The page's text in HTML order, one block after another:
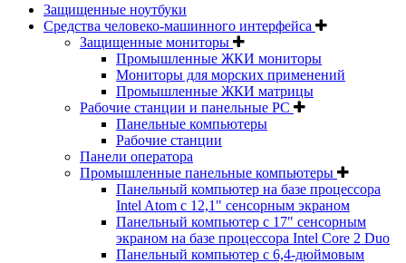
Защищенные ноутбуки
Средства человеко-машинного интерфейса
Защищенные мониторы
Промышленные ЖКИ мониторы
Мониторы для морских применений
Промышленные ЖКИ матрицы
Рабочие станции и панельные РС
Панельные компьютеры
Рабочие станции
Панели оператора
Промышленные панельные компьютеры
Панельный компьютер на базе процессора
Intel Atom с 12,1" сенсорным экраном
Панельный компьютер с 17" сенсорным
экраном на базе процессора Intel Core 2 Duo
Панельный компьютер с 6,4-дюймовым